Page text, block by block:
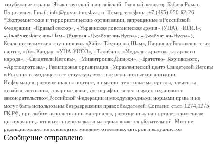
зарубежные страны. Языки: русский и английский. Главный редактор Бабаян Роман
Георгиевич. Email: info@govoritmoskva.ru. Номер телефона: +7 (495) 950-62-26
*Экстремистские и террористические организации, запрещенные в Российской
Федерации: «Правый сектор», «Украинская повстанческая армия» (УПА), «ИГИЛ»,
«Джабхат Фатх аш-Шам» (бывшая «Джабхат ан-Нусра», «Джебхат ан-Нусра»),
Коалиция исламских группировок «Хайят Тахрир аш-Шам», Национал-Большевистская
партия, «Аль-Каида», «УНА-УНСО», «Талибан», «Меджлис крымско-татарского
народа», «Свидетели Иеговы», «Мизантропик Дивижн», «Братство» Корчинского,
«Артподготовка», Религиозная организация «Управленческий центр Свидетелей Иеговы
в России» и входящие в ее структуру местные религиозные организации.
Информация, размещенная на портале, а именно: текстовые материалы, элементы
дизайна, логотипы, товарные знаки, фотографии, видео и аудио охраняются
законодательством Российской Федерации и международными нормами права и не
могут быть использованы без разрешения правообладателей. Согласно ст.ст. 1274,1275
ГК РФ, при любом использовании материалов, размещенных на портале, в том числе
цитировании, активная гиперссылка на материал является обязательной. Мнение
редакции может не совпадать с мнением отдельных авторов и колумнистов.
Сообщение отправлено